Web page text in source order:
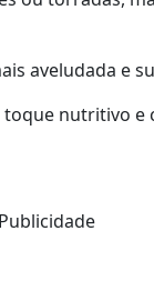
aveludada e
nutritivo e
Publicidade